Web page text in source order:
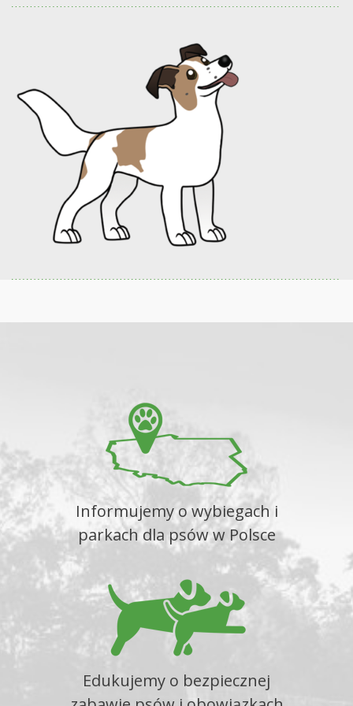
Informujemy o wybiegach i
parkach dla psów w Polsce
Edukujemy o bezpiecznej